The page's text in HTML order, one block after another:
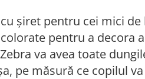
șiret pentru cei mici de
pentru a decora
va avea toate
pe măsură ce copilul